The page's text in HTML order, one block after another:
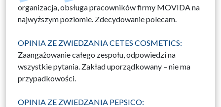
organizacja, obsługa pracowników firmy MOVIDA na
najwyższym poziomie. Zdecydowanie polecam.
OPINIA ZE ZWIEDZANIA CETES COSMETICS:
Zaangażowanie całego zespołu, odpowiedzi na
wszystkie pytania. Zakład uporządkowany – nie ma
przypadkowości.
OPINIA ZE ZWIEDZANIA PEPSICO: